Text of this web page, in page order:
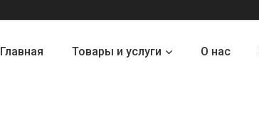
Главная Товары и услуги О нас